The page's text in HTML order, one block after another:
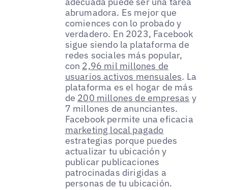
abrumadora. Es mejor que
comiences con lo probado y
verdadero. En 2023, Facebook
sigue siendo la plataforma de
redes sociales más popular,
con 2,96 mil millones de
usuarios activos mensuales. La
plataforma es el hogar de más
de 200 millones de empresas y
7 millones de anunciantes.
Facebook permite una eficacia
marketing local pagado
estrategias porque puedes
actualizar tu ubicación y
publicar publicaciones
patrocinadas dirigidas a
personas de tu ubicación.